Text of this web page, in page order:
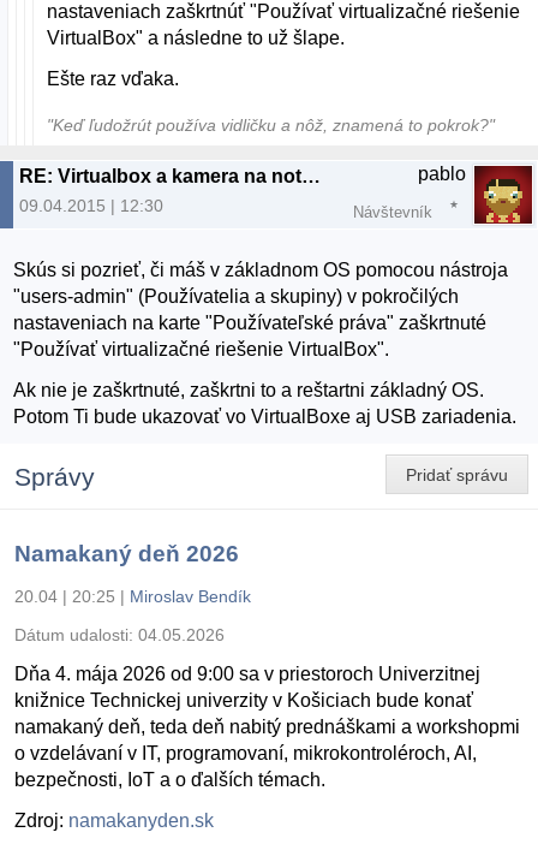
nastaveniach zaškrtnúť "Používať virtualizačné riešenie
VirtualBox" a následne to už šlape.
Ešte raz vďaka.
"Keď ľudožrút používa vidličku a nôž, znamená to pokrok?"
RE: Virtualbox a kamera na notebooku
09.04.2015 | 12:30
pablo
Návštevník
Skús si pozrieť, či máš v základnom OS pomocou nástroja
"users-admin" (Používatelia a skupiny) v pokročilých
nastaveniach na karte "Používateľské práva" zaškrtnuté
"Používať virtualizačné riešenie VirtualBox".
Ak nie je zaškrtnuté, zaškrtni to a reštartni základný OS.
Potom Ti bude ukazovať vo VirtualBoxe aj USB zariadenia.
Pridať správu
Správy
Namakaný deň 2026
20.04 | 20:25 | Miroslav Bendík
Dátum udalosti: 04.05.2026
Dňa 4. mája 2026 od 9:00 sa v priestoroch Univerzitnej
knižnice Technickej univerzity v Košiciach bude konať
namakaný deň, teda deň nabitý prednáškami a workshopmi
o vzdelávaní v IT, programovaní, mikrokontroléroch, AI,
bezpečnosti, IoT a o ďalších témach.
Zdroj: namakanyden.sk